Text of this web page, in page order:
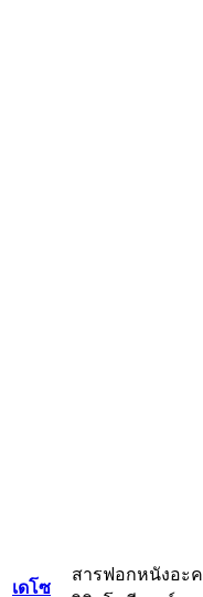
เดโซ
สารฟอกหนังอะค